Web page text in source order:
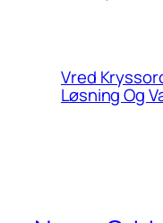
Vred
Løsning Og